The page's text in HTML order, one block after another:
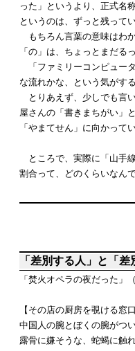
った」というより、正式名
というのは、ずっと残って
もちろん言葉の意味はわ
「の」は、ちょっとまだる
「ファミリーコンピュー
な流れかな、という気がす
とりあえず、少しでも言
屋さんの「書きまちがい」
「やまてせん」に向かって
ところで、実際に「山手
割合って、どのくらいなん
「差別する人」と「
「焚火オペラの夜だった」
【その店の厨房を覗ける
中国人の腕とぼくの腕がつ
露骨に嫌そうな、蛇蝎に触